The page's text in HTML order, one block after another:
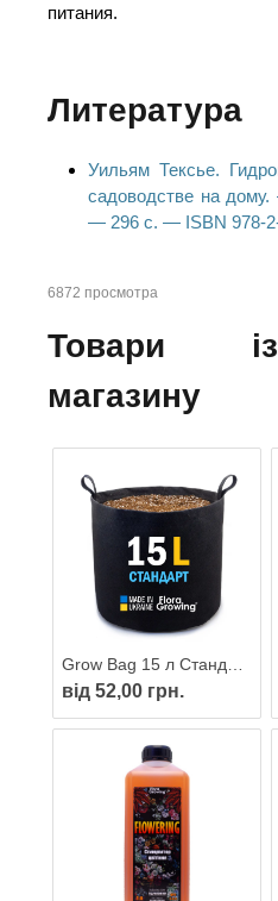
питания.
Литература
Уильям Тексье.
садоводстве на
— 296 с. — ISBN 978-
6872 просмотра
Товари
магазину
від 52,00 грн.